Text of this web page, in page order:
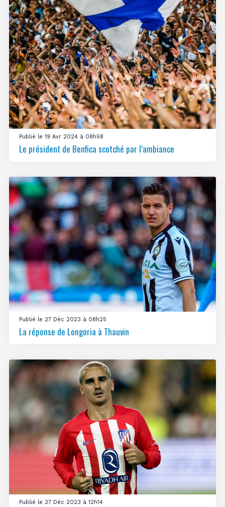
Publié le 19 Avr 2024 à 08h58
Le président de Benfica scotché par l’ambiance
Publié le 27 Déc 2023 à 08h25
La réponse de Longoria à Thauvin
Publié le 27 Déc 2023 à 12h14